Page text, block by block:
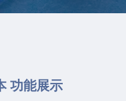
功能展示